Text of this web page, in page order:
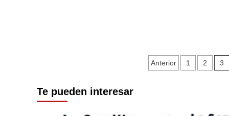
Paginación
Anterior 1 2 3
Te pueden interesar